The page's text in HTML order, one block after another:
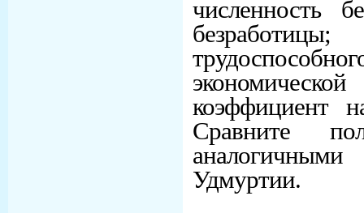
численность
коэффициент
Сравните
Удмуртии.